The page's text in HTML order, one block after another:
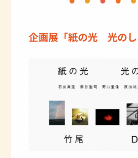
企画展「紙の光 光のし